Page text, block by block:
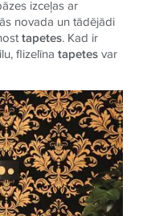
izceļas ar
novada un tādējādi
tapetes. Kad ir
flizelīna tapetesvar